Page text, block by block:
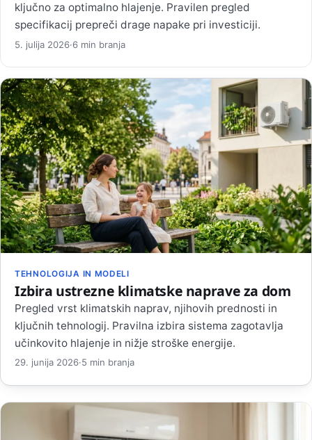
ključno za optimalno hlajenje. Pravilen pregled
specifikacij prepreči drage napake pri investiciji.
5. julija 2026·6 min branja
TEHNOLOGIJA IN MODELI
Izbira ustrezne klimatske naprave za dom
Pregled vrst klimatskih naprav, njihovih prednosti in
ključnih tehnologij. Pravilna izbira sistema zagotavlja
učinkovito hlajenje in nižje stroške energije.
29. junija 2026·5 min branja